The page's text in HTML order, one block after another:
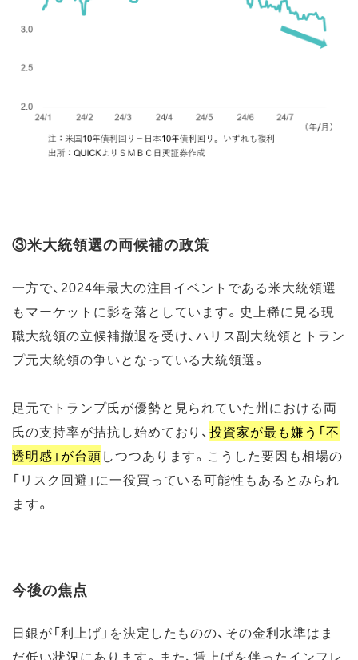
③米大統領選の両候補の政策
一方で、2024年最大の注目イベントである米大統領選
もマーケットに影を落としています。史上稀に見る現
職大統領の立候補撤退を受け、ハリス副大統領とトラン
プ元大統領の争いとなっている大統領選。
足元でトランプ氏が優勢と見られていた州における両
氏の支持率が拮抗し始めており、投資家が最も嫌う「不
透明感」が台頭しつつあります。こうした要因も相場の
「リスク回避」に一役買っている可能性もあるとみられ
ます。
今後の焦点
日銀が「利上げ」を決定したものの、その金利水準はま
だ低い状況にあります。また、賃上げを伴ったインフレ